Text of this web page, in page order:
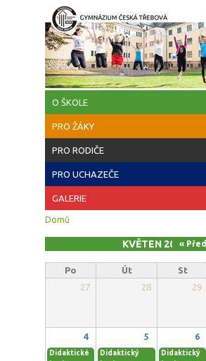
Přejít k hlavnímu obsahu
O ŠKOLE
PRO ŽÁKY
PRO RODIČE
PRO UCHAZEČE
GALERIE
Jste zde
Domů
KVĚTEN 2026« Před
Po Út St
27
28 29
4 5 6
Didaktické
Didaktický
Didaktický